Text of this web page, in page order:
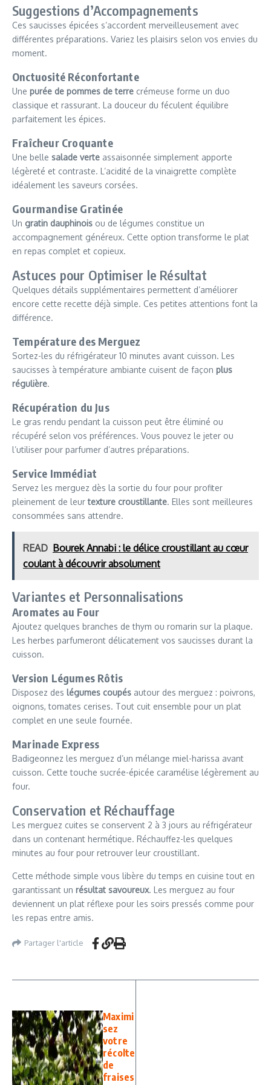
Suggestions d’Accompagnements
Ces saucisses épicées s’accordent merveilleusement avec
différentes préparations. Variez les plaisirs selon vos envies du
moment.
Onctuosité Réconfortante
Une purée de pommes de terre crémeuse forme un duo
classique et rassurant. La douceur du féculent équilibre
parfaitement les épices.
Fraîcheur Croquante
Une belle salade verte assaisonnée simplement apporte
légèreté et contraste. L’acidité de la vinaigrette complète
idéalement les saveurs corsées.
Gourmandise Gratinée
Un gratin dauphinois ou de légumes constitue un
accompagnement généreux. Cette option transforme le plat
en repas complet et copieux.
Astuces pour Optimiser le Résultat
Quelques détails supplémentaires permettent d’améliorer
encore cette recette déjà simple. Ces petites attentions font la
différence.
Température des Merguez
Sortez-les du réfrigérateur 10 minutes avant cuisson. Les
saucisses à température ambiante cuisent de façon plus
régulière.
Récupération du Jus
Le gras rendu pendant la cuisson peut être éliminé ou
récupéré selon vos préférences. Vous pouvez le jeter ou
l’utiliser pour parfumer d’autres préparations.
Service Immédiat
Servez les merguez dès la sortie du four pour profiter
pleinement de leurtexture croustillante. Elles sont meilleures
consommées sans attendre.
READ Bourek Annabi : le délice croustillant au cœur
coulant à découvrir absolument
Variantes et Personnalisations
Aromates au Four
Ajoutez quelques branches de thym ou romarin sur la plaque.
Les herbes parfumeront délicatement vos saucisses durant la
cuisson.
Version Légumes Rôtis
Disposez des légumes coupés autour des merguez : poivrons,
oignons, tomates cerises. Tout cuit ensemble pour un plat
complet en une seule fournée.
Marinade Express
Badigeonnez les merguez d’un mélange miel-harissa avant
cuisson. Cette touche sucrée-épicée caramélise légèrement au
four.
Conservation et Réchauffage
Les merguez cuites se conservent 2 à 3 jours au réfrigérateur
dans un contenant hermétique. Réchauffez-les quelques
minutes au four pour retrouver leur croustillant.
Cette méthode simple vous libère du temps en cuisine tout en
garantissant un résultat savoureux. Les merguez au four
deviennent un plat réflexe pour les soirs pressés comme pour
les repas entre amis.
Partager l'article
Maximi
sez
votre
récolte
de
fraises